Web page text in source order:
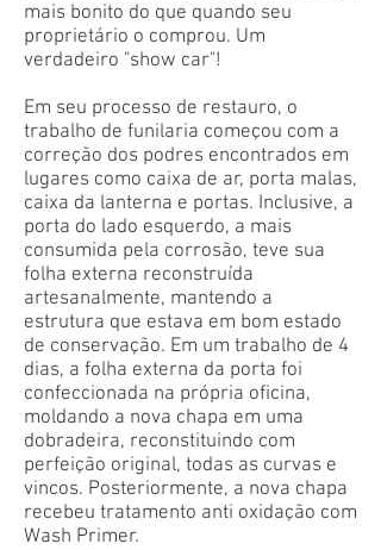
mais bonito do que quando seu
proprietário o comprou. Um
verdadeiro "show car"!
Em seu processo de restauro, o
trabalho de funilaria começou com a
correção dos podres encontrados em
lugares como caixa de ar, porta malas,
caixa da lanterna e portas. Inclusive, a
porta do lado esquerdo, a mais
consumida pela corrosão, teve sua
folha externa reconstruída
artesanalmente, mantendo a
estrutura que estava em bom estado
de conservação. Em um trabalho de 4
dias, a folha externa da porta foi
confeccionada na própria oficina,
moldando a nova chapa em uma
dobradeira, reconstituindo com
perfeição original, todas as curvas e
vincos. Posteriormente, a nova chapa
recebeu tratamento anti oxidação com
Wash Primer.